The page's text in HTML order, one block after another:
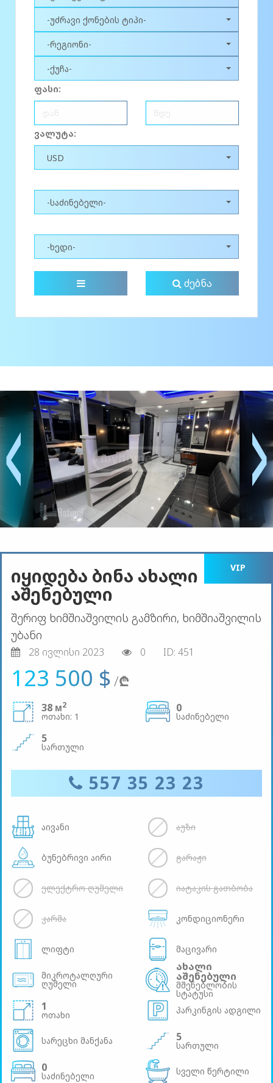
-უძრავი ქონების ტიპი-
-რეგიონი-
-ქუჩა-
ფასი:
ვალუტა:
USD
-საძინებელი-
-ხედი-
ძებნა
VIP
იყიდება ბინა ახალი
აშენებული
შერიფ ხიმშიაშვილის გამზირი, ხიმშიაშვილის
უბანი
28 ივლისი 2023 0 ID: 451
123 500 $ /₾
38 м2
ოთახი: 1
0
საძინებელი
5
სართული
557 35 23 23
აივანი აუზი
ბუნებრივი აირი გარაჟი
ელექტრო ღუმელი იატაკის გათბობა
კარმა კონდიციონერი
ლიფტი მაცივარი
მიკროტალღური
ღუმელი
ახალი
აშენებული
მშენებლობის
სტატუსი
1
ოთახი პარკინგის ადგილი
სარეცხი მანქანა 5
სართული
0
საძინებელი სველი წერტილი